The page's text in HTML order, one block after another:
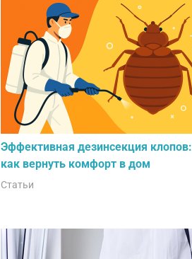
Эффективная дезинсекция клопов:
как вернуть комфорт в дом
Статьи